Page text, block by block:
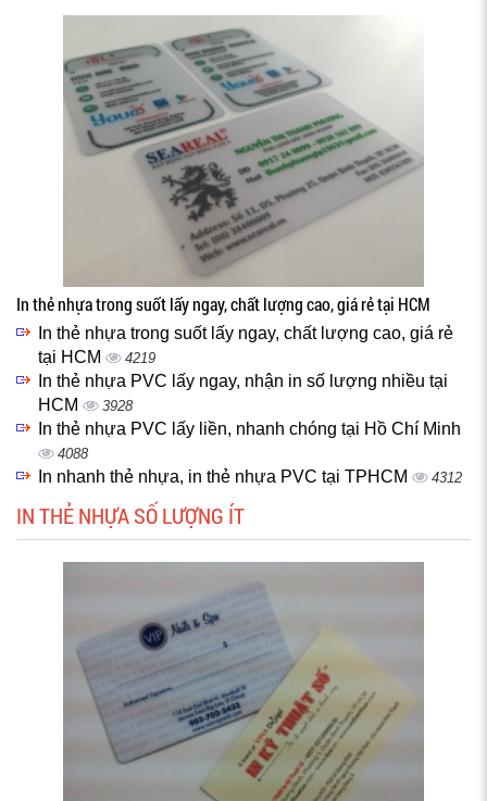
In thẻ nhựa trong suốt lấy ngay, chất lượng cao, giá rẻ tại HCM
In thẻ nhựa trong suốt lấy ngay, chất lượng cao, giá rẻ
tại HCM
4219
In thẻ nhựa PVC lấy ngay, nhận in số lượng nhiều tại
HCM
3928
In thẻ nhựa PVC lấy liền, nhanh chóng tại Hồ Chí Minh
4088
In nhanh thẻ nhựa, in thẻ nhựa PVC tại TPHCM 4312
IN THẺ NHỰA SỐ LƯỢNG ÍT